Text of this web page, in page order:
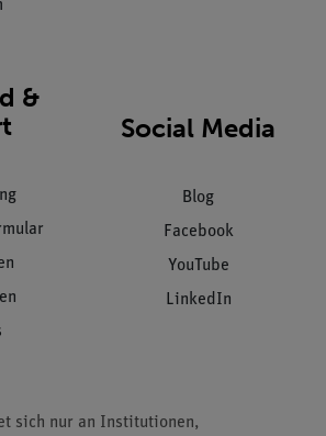
&
Social Media
Blog
Facebook
YouTube
LinkedIn
sich nur an Institutionen,